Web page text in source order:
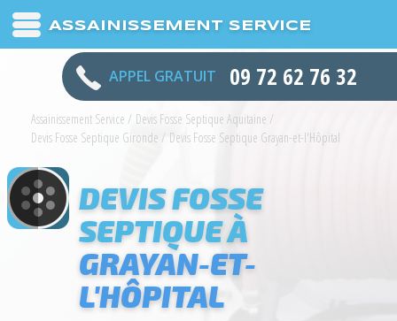
ASSAINISSEMENT SERVICE
APPEL GRATUIT 09 72 62 76 32
Assainissement Service / Devis Fosse Septique Aquitaine /
Devis Fosse Septique Gironde / Devis Fosse Septique Grayan-et-l'Hôpital
DEVIS FOSSE
SEPTIQUE À
GRAYAN-ET-
L'HÔPITAL